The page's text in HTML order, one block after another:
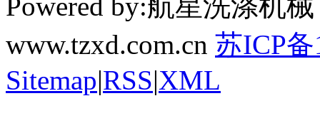
www.tzxd.com.cn 苏ICP
Sitemap|RSS|XML